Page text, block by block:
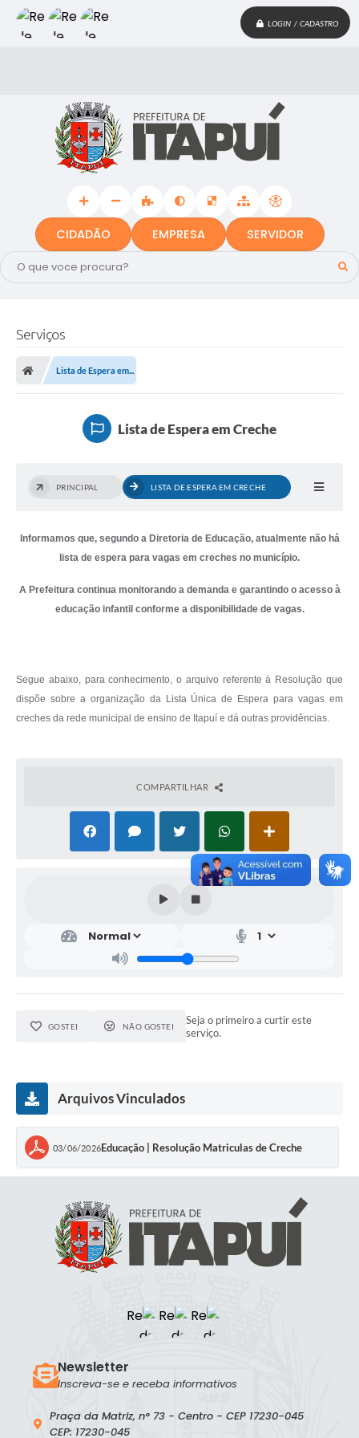
LOGIN / CADASTRO
CIDADÃO EMPRESA SERVIDOR
Serviços
Lista de Espera em...
Lista de Espera em Creche
PRINCIPAL LISTA DE ESPERA EM CRECHE
Informamos que, segundo a Diretoria de Educação, atualmente não há
lista de espera para vagas em creches no município.
A Prefeitura continua monitorando a demanda e garantindo o acesso à
educação infantil conforme a disponibilidade de vagas.
Segue abaixo, para conhecimento, o arquivo referente à Resolução que
dispõe sobre a organização da Lista Única de Espera para vagas em
creches da rede municipal de ensino de Itapuí e dá outras providências.
COMPARTILHAR
GOSTEI NÃO GOSTEI
Seja o primeiro a curtir este
serviço.
Arquivos Vinculados
03/06/2026Educação | Resolução Matriculas de Creche
Praça da Matriz, n° 73 - Centro - CEP 17230-045
CEP: 17230-045
Newsletter
Inscreva-se e receba informativos